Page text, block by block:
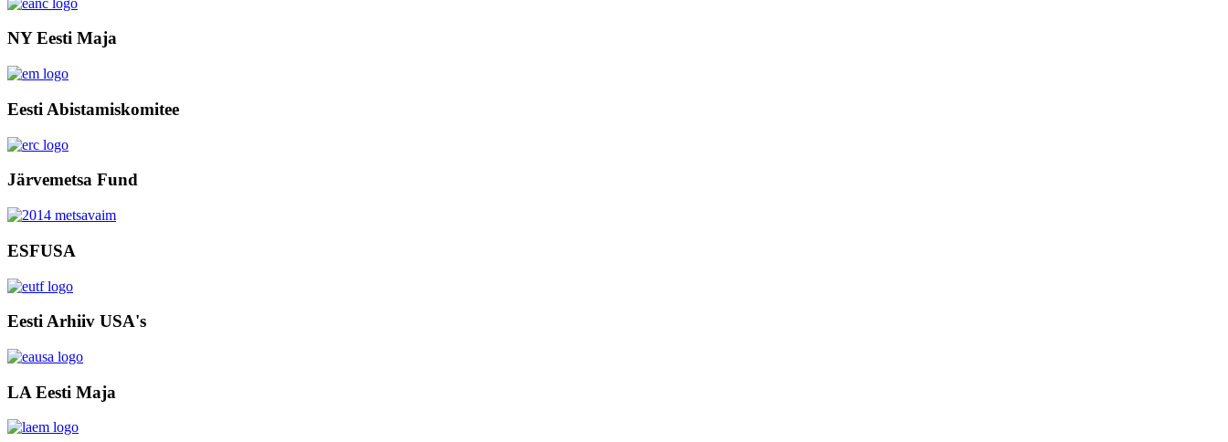
NY Eesti Maja
Eesti Abistamiskomitee
Järvemetsa Fund
ESFUSA
Eesti Arhiiv USA's
LA Eesti Maja